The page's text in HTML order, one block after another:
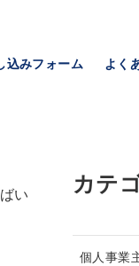
込みフォーム よく
い
カテ
個人事業